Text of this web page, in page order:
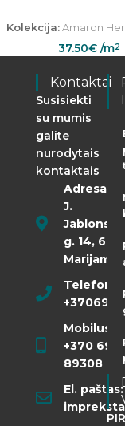
Kolekcija:Amaron
37.50€ /m2
Kontaktai
Susisiekti
su mumis
galite
nurodytais
kontaktais
Adresas:
J.
Jablonskio
g. 14,
Telefonas:
Mobilusis:
+370 698
89308
El. paštas: